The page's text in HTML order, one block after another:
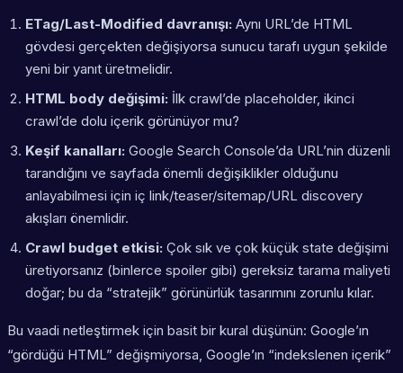
ETag/Last-Modified davranışı: Aynı URL’de HTML
gövdesi gerçekten değişiyorsa sunucu tarafı uygun şekilde
yeni bir yanıt üretmelidir.
HTML body değişimi: İlk crawl’de placeholder, ikinci
crawl’de dolu içerik görünüyor mu?
Keşif kanalları: Google Search Console’da URL’nin düzenli
tarandığını ve sayfada önemli değişiklikler olduğunu
anlayabilmesi için iç link/teaser/sitemap/URL discovery
akışları önemlidir.
Crawl budget etkisi: Çok sık ve çok küçük state değişimi
üretiyorsanız (binlerce spoiler gibi) gereksiz tarama maliyeti
doğar; bu da “stratejik” görünürlük tasarımını zorunlu kılar.
Bu vaadi netleştirmek için basit bir kural düşünün: Google’ın
“gördüğü HTML” değişmiyorsa, Google’ın “indekslenen içerik”